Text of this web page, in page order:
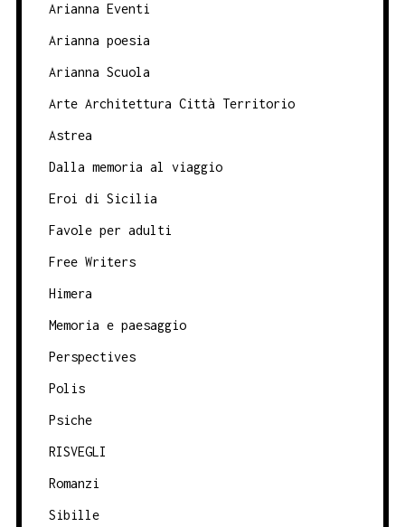
Arianna Eventi
Arianna poesia
Arianna Scuola
Arte Architettura Città Territorio
Astrea
Dalla memoria al viaggio
Eroi di Sicilia
Favole per adulti
Free Writers
Himera
Memoria e paesaggio
Perspectives
Polis
Psiche
RISVEGLI
Romanzi
Sibille